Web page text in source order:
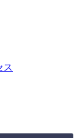
ス